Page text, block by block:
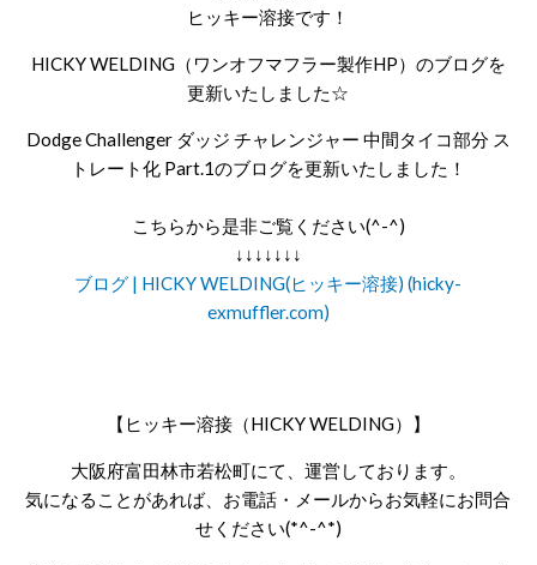
ヒッキー溶接です！
HICKY WELDING（ワンオフマフラー製作HP）のブログを
更新いたしました☆
Dodge Challenger ダッジ チャレンジャー 中間タイコ部分 ス
トレート化 Part.1のブログを更新いたしました！
こちらから是非ご覧ください(^-^)
↓↓↓↓↓↓↓
ブログ | HICKY WELDING(ヒッキー溶接) (hicky-
exmuffler.com)
【ヒッキー溶接（HICKY WELDING）】
大阪府富田林市若松町にて、運営しております。
気になることがあれば、お電話・メールからお気軽にお問合
せください(*^-^*)